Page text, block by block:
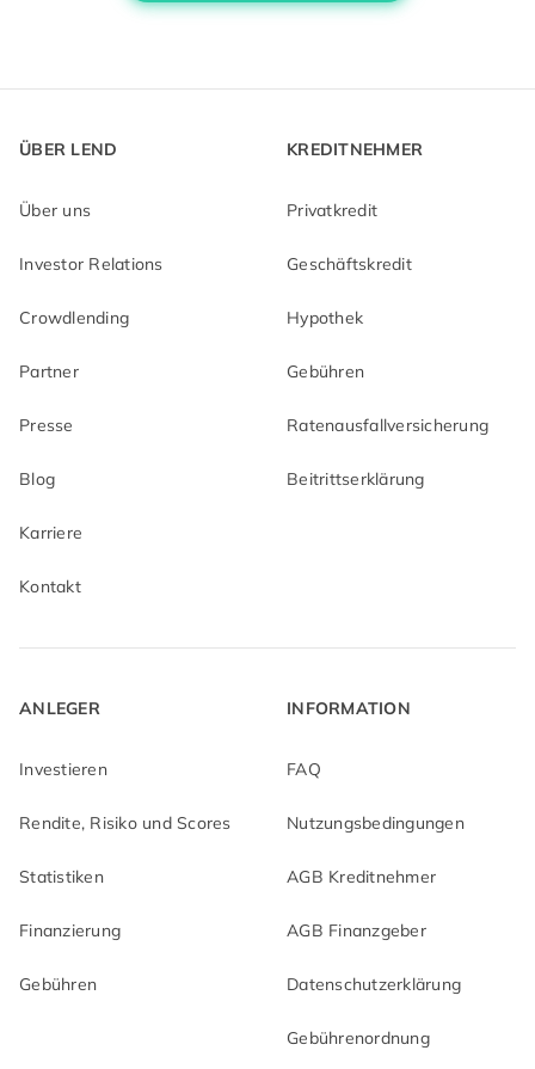
ÜBER LEND
Über uns
Investor Relations
Crowdlending
Partner
Presse
Blog
Karriere
Kontakt
KREDITNEHMER
Privatkredit
Geschäftskredit
Hypothek
Gebühren
Ratenausfallversicherung
Beitrittserklärung
ANLEGER
Investieren
Rendite, Risiko und Scores
Statistiken
Finanzierung
Gebühren
INFORMATION
FAQ
Nutzungsbedingungen
AGB Kreditnehmer
AGB Finanzgeber
Datenschutzerklärung
Gebührenordnung